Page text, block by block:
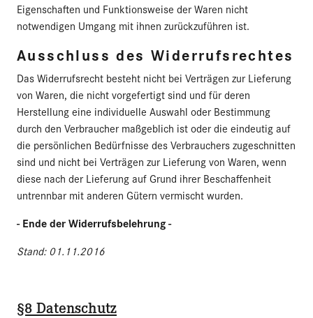
Eigenschaften und Funktionsweise der Waren nicht
notwendigen Umgang mit ihnen zurückzuführen ist.
Ausschluss des Widerrufsrechtes
Das Widerrufsrecht besteht nicht bei Verträgen zur Lieferung
von Waren, die nicht vorgefertigt sind und für deren
Herstellung eine individuelle Auswahl oder Bestimmung
durch den Verbraucher maßgeblich ist oder die eindeutig auf
die persönlichen Bedürfnisse des Verbrauchers zugeschnitten
sind und nicht bei Verträgen zur Lieferung von Waren, wenn
diese nach der Lieferung auf Grund ihrer Beschaffenheit
untrennbar mit anderen Gütern vermischt wurden.
- Ende der Widerrufsbelehrung -
Stand: 01.11.2016
§8 Datenschutz